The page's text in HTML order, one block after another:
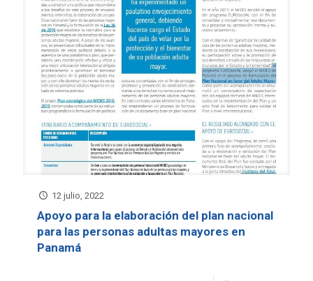
12 julio, 2022
Apoyo para la elaboración del plan nacional
para las personas adultas mayores en
Panamá